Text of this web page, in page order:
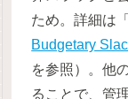
ため。詳細は
Budgetary
を参照）。他
ることで、管